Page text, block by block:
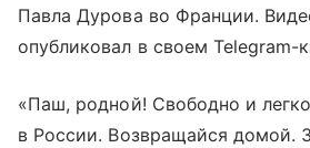
Павла Дурова во Франции.
опубликовал в своем Telegram-
«Паш, родной! Свободно и
в России. Возвращайся домой.